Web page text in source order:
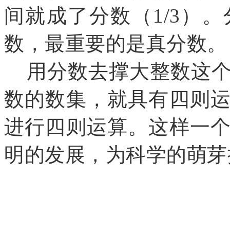
间就成了分数（1/3）
数，最重要的是真分数。
用分数去撑大整数这
数的数集，就具有四则
进行四则运算。这样一
明的发展，为科学的萌